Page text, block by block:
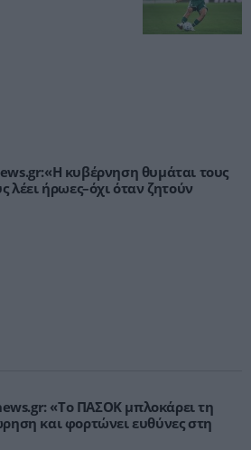
κυβέρνηση θυμάται τους
λέει ήρωες–όχι όταν ζητούν
«Το ΠΑΣΟΚ μπλοκάρει τη
και φορτώνει ευθύνες στη